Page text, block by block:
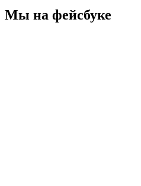
Мы на фейсбуке